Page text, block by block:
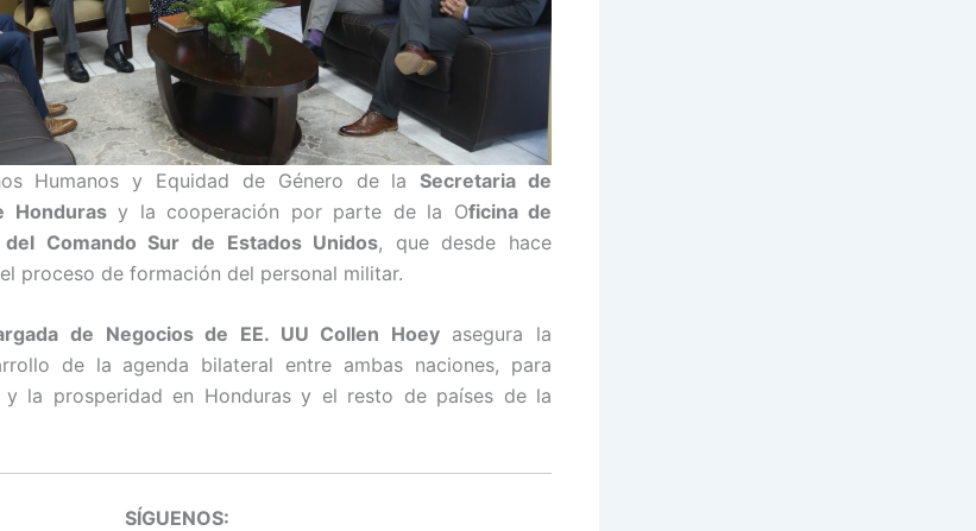
Humanos y Equidad de Género de laSecretaria de
Hondurasy la cooperación por parte de la Oficina de
Comando Sur de Estados Unidos, que desde hace
proceso de formación del personal militar.
de Negocios de EE. UU Collen Hoeyasegura la
de la agenda bilateral entre ambas naciones, para
y la prosperidad en Honduras y el resto de países de la
SÍGUENOS: